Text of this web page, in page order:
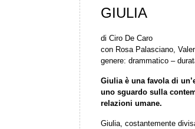
GIULIA
di Ciro De Caro
con Rosa Palasciano,
genere: drammatico –
Giulia è una favola di
uno sguardo sulla
relazioni umane.
Giulia, costantemente